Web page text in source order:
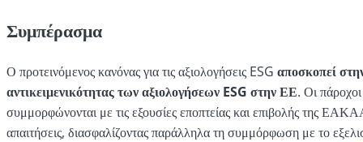
Συμπέρασμα
Ο προτεινόμενος κανόνας για τις αξιολογήσεις ESG αποσκοπεί
αντικειμενικότητας των αξιολογήσεων ESG στην ΕΕ. Οι
συμμορφώνονται με τις εξουσίες εποπτείας και επιβολής της
απαιτήσεις, διασφαλίζοντας παράλληλα τη συμμόρφωση με το